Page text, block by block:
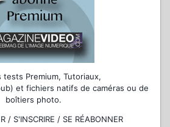
tests Premium, Tutoriaux,
et fichiers natifs de caméras ou de
boîtiers photo.
/ S'INSCRIRE / SE RÉABONNER